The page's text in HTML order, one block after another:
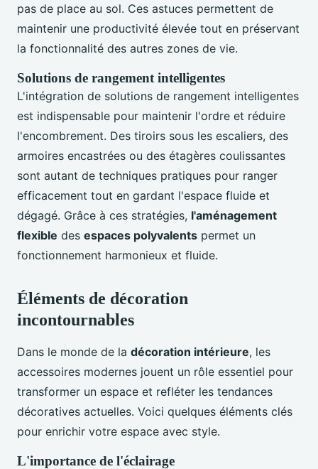
pas de place au sol. Ces astuces permettent de
maintenir une productivité élevée tout en préservant
la fonctionnalité des autres zones de vie.
Solutions de rangement intelligentes
L'intégration de solutions de rangement intelligentes
est indispensable pour maintenir l'ordre et réduire
l'encombrement. Des tiroirs sous les escaliers, des
armoires encastrées ou des étagères coulissantes
sont autant de techniques pratiques pour ranger
efficacement tout en gardant l'espace fluide et
dégagé. Grâce à ces stratégies, l'aménagement
flexible des espaces polyvalents permet un
fonctionnement harmonieux et fluide.
Éléments de décoration
incontournables
Dans le monde de la décoration intérieure, les
accessoires modernes jouent un rôle essentiel pour
transformer un espace et refléter les tendances
décoratives actuelles. Voici quelques éléments clés
pour enrichir votre espace avec style.
L'importance de l'éclairage